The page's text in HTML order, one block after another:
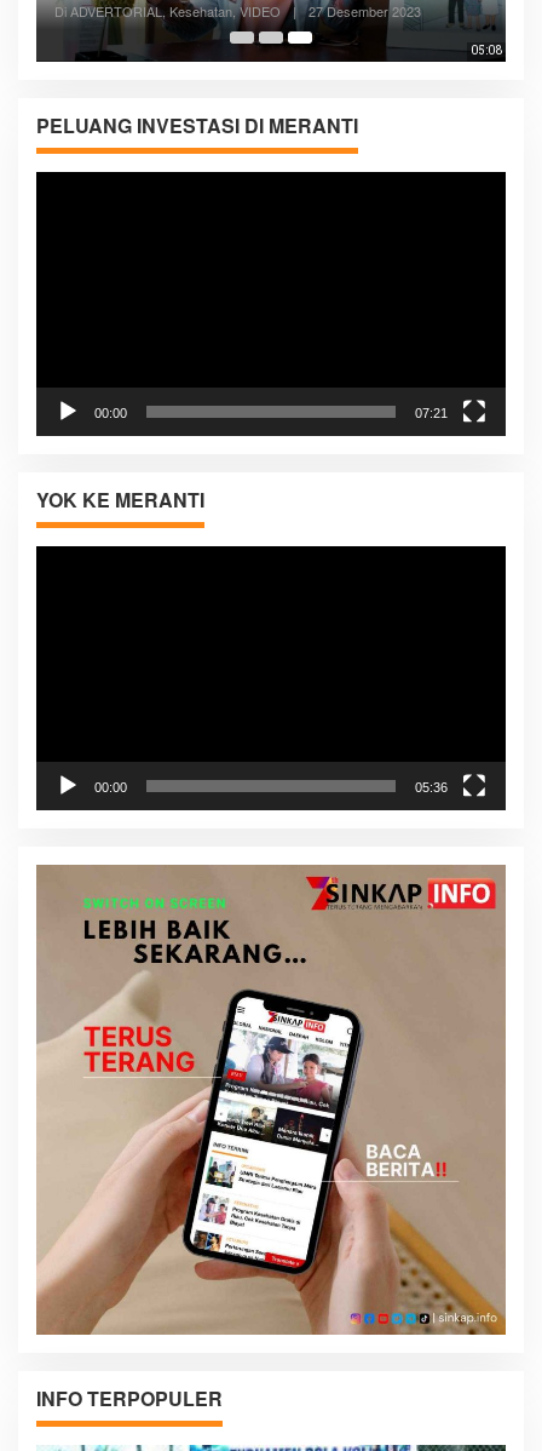
05:08
Di ADVERTORIAL, Kesehatan, VIDEO | 27 Desember 2023
PELUANG INVESTASI DI MERANTI
00:00 07:21
YOK KE MERANTI
00:00 05:36
INFO TERPOPULER